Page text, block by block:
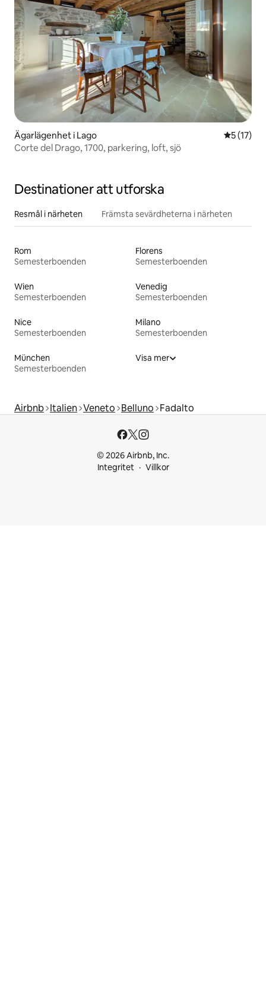
Ägarlägenhet i Lago 5 av 5 i
5 (17)
Corte del Drago, 1700, parkering, loft, sjö
Destinationer att utforska
Resmål i närheten Främsta sevärdheterna i närheten
Rom
Semesterboenden
Florens
Semesterboenden
Wien
Semesterboenden
Venedig
Semesterboenden
Nice
Semesterboenden
Milano
Semesterboenden
München
Semesterboenden
Visa mer
Airbnb Italien Veneto Belluno Fadalto
© 2026 Airbnb, Inc.
Integritet
Villkor